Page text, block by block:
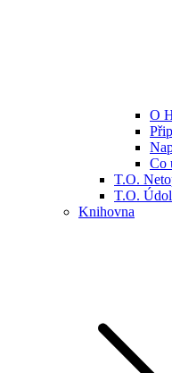
O
Co
T.O.
T.O.
Knihovna